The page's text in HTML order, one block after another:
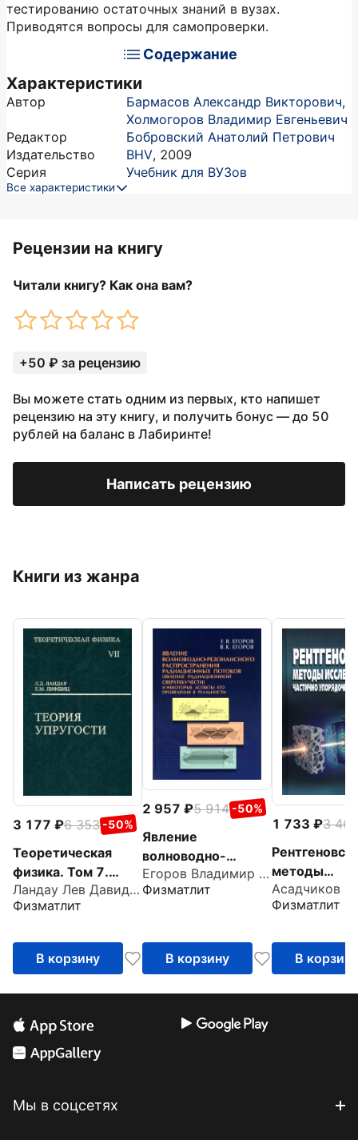
тестированию остаточных знаний в вузах.
Приводятся вопросы для самопроверки.
Содержание
Характеристики
Автор Бармасов Александр Викторович,
Холмогоров Владимир Евгеньевич
Редактор
Бобровский Анатолий Петрович
Издательство
BHV, 2009
Серия
Учебник для ВУЗов
Все характеристики
Рецензии на книгу
Читали книгу? Как она вам?
+50 ₽ за рецензию
Вы можете стать одним из первых, кто напишет
рецензию на эту книгу, и получить бонус — до 50
рублей на баланс в Лабиринте!
Написать рецензию
Книги из жанра
3 177 6 353 -50%
Теоретическая
физика. Том 7.
Теория упругости.
Учебное пособие
Ландау Лев Давидович
Физматлит
В корзину
2 957 5 914 -50%
Явление
волноводно-
резонансного
распространения
Егоров Владимир Константинович
Физматлит
В корзину
1 733
3 465
методы
частично
систем
Физматлит
В корзину
Мы в соцсетях